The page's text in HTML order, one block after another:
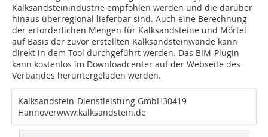
Kalksandsteinindustrie empfohlen werden und die darüber
hinaus überregional lieferbar sind. Auch eine Berechnung
der erforderlichen Mengen für Kalksandsteine und Mörtel
auf Basis der zuvor erstellten Kalksandsteinwände kann
direkt in dem Tool durchgeführt werden. Das BIM-Plugin
kann kostenlos im Downloadcenter auf der Webseite des
Verbandes heruntergeladen werden.
Kalksandstein-Dienstleistung GmbH30419
Hannoverwww.kalksandstein.de